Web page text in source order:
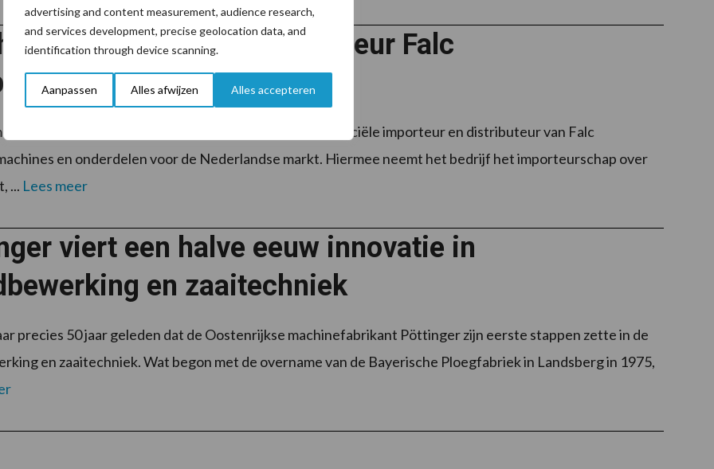
advertising and content measurement, audience research,
and services development, precise geolocation data, and
identification through device scanning.
Aanpassen Alles afwijzen Alles accepteren
van Vliet nieuwe importeur Falc
in Nederland
2025 is Handelsonderneming Joachim van Vliet de officiële importeur en distributeur van Falc
en onderdelen voor de Nederlandse markt. Hiermee neemt het bedrijf het importeurschap over
... Lees meer
viert een halve eeuw innovatie in
en zaaitechniek
precies 50 jaar geleden dat de Oostenrijkse machinefabrikant Pöttinger zijn eerste stappen zette in de
en zaaitechniek. Wat begon met de overname van de Bayerische Ploegfabriek in Landsberg in 1975,